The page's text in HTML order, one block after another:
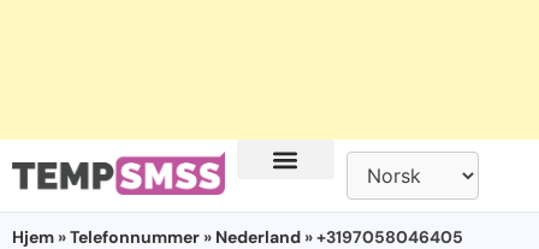
Hjem »Telefonnummer » Nederland » +3197058046405